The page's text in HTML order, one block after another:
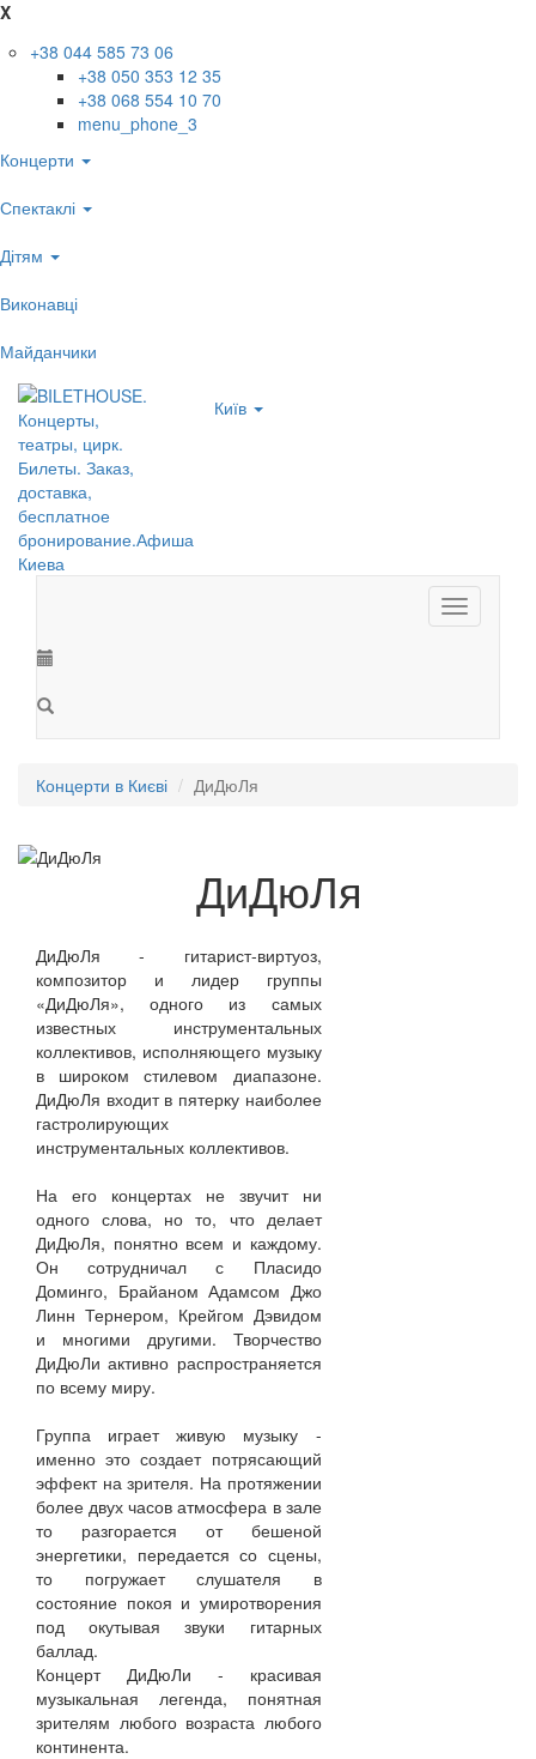
X
+38 044 585 73 06
+38 050 353 12 35
+38 068 554 10 70
menu_phone_3
Концерти
Спектаклі
Дітям
Виконавці
Майданчики
Київ
Toggle
navigation
Концерти в Києві ДиДюЛя
ДиДюЛя
ДиДюЛя - гитарист-виртуоз,
композитор и лидер группы
«ДиДюЛя», одного из самых
известных инструментальных
коллективов, исполняющего музыку
в широком стилевом диапазоне.
ДиДюЛя входит в пятерку наиболее
гастролирующих
инструментальных коллективов.
На его концертах не звучит ни
одного слова, но то, что делает
ДиДюЛя, понятно всем и каждому.
Он сотрудничал с Пласидо
Доминго, Брайаном Адамсом Джо
Линн Тернером, Крейгом Дэвидом
и многими другими. Творчество
ДиДюЛи активно распространяется
по всему миру.
Группа играет живую музыку -
именно это создает потрясающий
эффект на зрителя. На протяжении
более двух часов атмосфера в зале
то разгорается от бешеной
энергетики, передается со сцены,
то погружает слушателя в
состояние покоя и умиротворения
под окутывая звуки гитарных
баллад.
Концерт ДиДюЛи - красивая
музыкальная легенда, понятная
зрителям любого возраста любого
континента.